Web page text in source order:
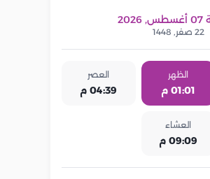
22 صفر, 1448
الظهر
01:01 م
العصر
04:39 م
العشاء
09:09 م